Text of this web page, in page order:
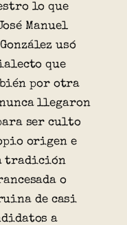
lo que
Manuel
usó
que
por otra
llegaron
ser culto
origen e
tradición
o
de casi
a